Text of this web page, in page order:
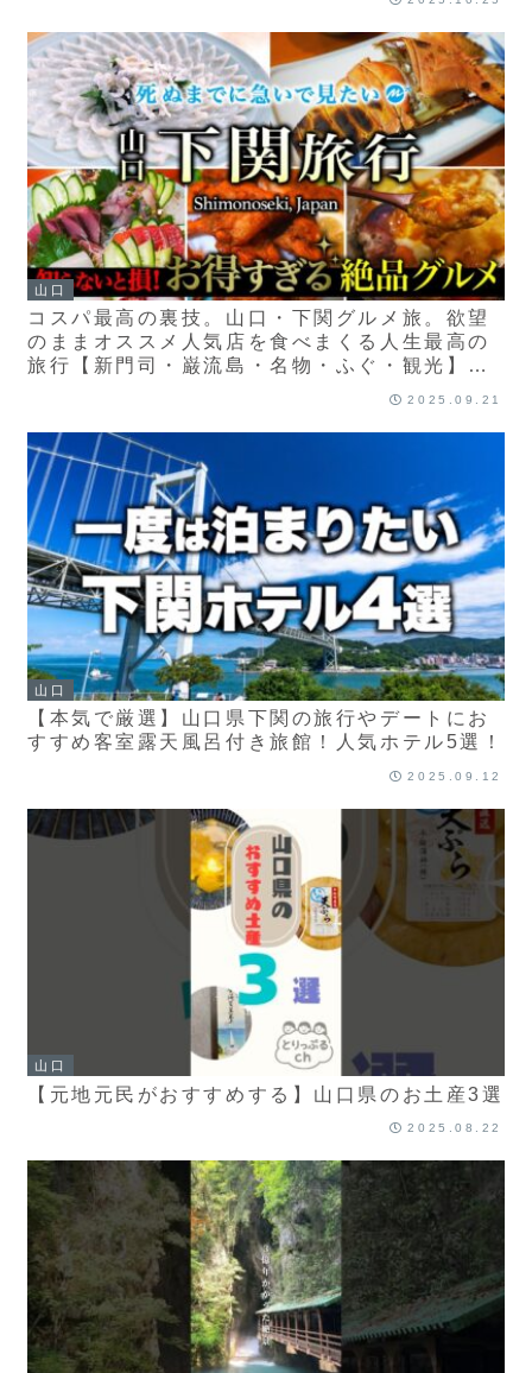
山口
コスパ最高の裏技。山口・下関グルメ旅。欲望
のままオススメ人気店を食べまくる人生最高の
旅行【新門司・巌流島・名物・ふぐ・観光】ち
2025.09.21
山口
【本気で厳選】山口県下関の旅行やデートにお
すすめ客室露天風呂付き旅館！人気ホテル5選！
2025.09.12
山口
【元地元民がおすすめする】山口県のお土産3選
2025.08.22